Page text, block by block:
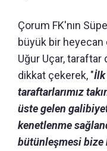
Çorum FK'nın
büyük bir
Uğur Uçar, taraftar
dikkat çekerek, "İlk
taraftarlarımız
üste gelen
kenetlenme
bütünleşmesi bize